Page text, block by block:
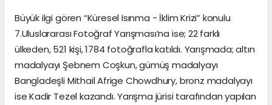
Büyük ilgi gören “Küresel Isınma - İklim Krizi” konulu
7.Uluslararası Fotoğraf Yarışması’na ise; 22 farklı
ülkeden, 521 kişi, 1784 fotoğrafla katıldı. Yarışmada; altın
madalyayı Şebnem Coşkun, gümüş madalyayı
Bangladeşli Mithail Afrige Chowdhury, bronz madalyayı
ise Kadir Tezel kazandı. Yarışma jürisi tarafından yapılan